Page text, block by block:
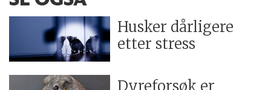
Husker dårligere
etter stress
Dyreforsøk er